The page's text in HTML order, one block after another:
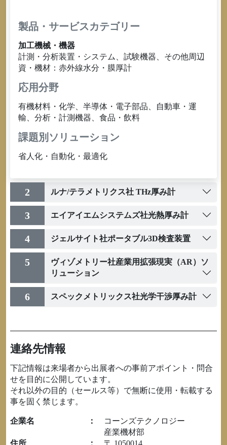
製品・サービスカテゴリー
加工機械・機器
計測・分析装置・システム、試験機器、その他周辺
資・機材：赤外線水分・膜厚計
応用分野
有機材料・化学、半導体・電子部品、自動車・運
輸、分析・計測機器、食品・飲料
課題別ソリューション
省人化・自動化・最適化
2 ルナ/テラメトリクス社 THz厚み計
3 エイアイエムシステムズ社光熱厚み計
4 ジェルサイト社ポータブル3D検査装置
5
ヴィゾメトリー社産業用拡張現実（AR）ソ
リューション
6 スペックメトリックス社光学干渉厚み計
連絡先情報
下記情報は来場者から出展者への事前アポイント・問合
せを目的に公開しています。
それ以外の目的（セールス等）で無断に使用・転載する
事を固く禁じます。
企業名 ：
コーンズテクノロジー
産業機材部